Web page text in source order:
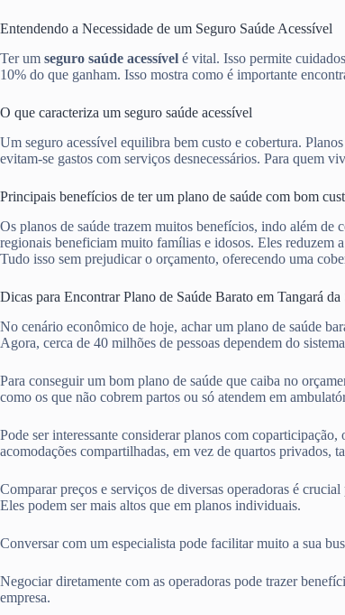
Entendendo a Necessidade de um Seguro Saúde Acessível
Ter um seguro saúde acessível é vital. Isso permite
10% do que ganham. Isso mostra como é importante
O que caracteriza um seguro saúde acessível
Um seguro acessível equilibra bem custo e cobertura.
evitam-se gastos com serviços desnecessários. Para quem
Principais benefícios de ter um plano de saúde com bom
Os planos de saúde trazem muitos benefícios, indo além de
regionais beneficiam muito famílias e idosos. Eles reduzem
Tudo isso sem prejudicar o orçamento, oferecendo uma
Dicas para Encontrar Plano de Saúde Barato em Tangará
No cenário econômico de hoje, achar um plano de saúde
Agora, cerca de 40 milhões de pessoas dependem do
Para conseguir um bom plano de saúde que caiba no
como os que não cobrem partos ou só atendem em
Pode ser interessante considerar planos com
acomodações compartilhadas, em vez de quartos privados,
Comparar preços e serviços de diversas operadoras é
Eles podem ser mais altos que em planos individuais.
Conversar com um especialista pode facilitar muito a sua
Negociar diretamente com as operadoras pode trazer
empresa.